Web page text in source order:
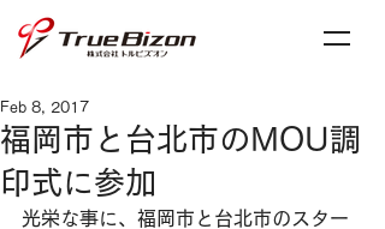
福岡市と台北市のMOU調
印式に参加
Feb 8, 2017
光栄な事に、福岡市と台北市のスター